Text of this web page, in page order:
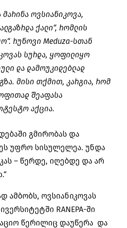
ოვსიანიკოვა,
ქალი“, რომლის
რუნოვი Meduza-სთან
სურდა, ყოფილიყო
და დამოუკიდებლად
მისი თქმით, კარგია, რომ
შეაფასა
აქცია.
გმირობას და
უფრო სისულელეა. უნდა
– წერდე, იღებდე და არ
ამბობს, ოვსიანიკოვას
RANEPA-ში
წერილიც დაუწერა და